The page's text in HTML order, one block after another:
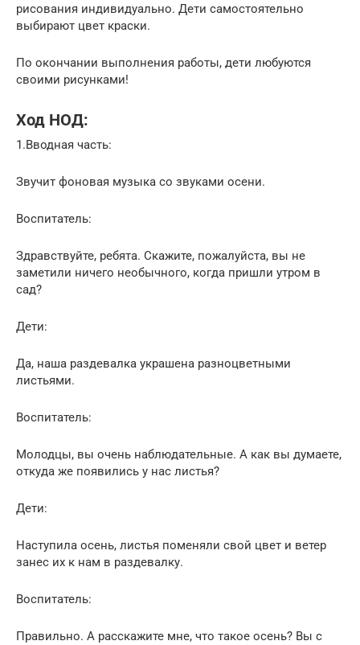
рисования индивидуально. Дети самостоятельно
выбирают цвет краски.
По окончании выполнения работы, дети любуются
своими рисунками!
Ход НОД:
1.Вводная часть:
Звучит фоновая музыка со звуками осени.
Воспитатель:
Здравствуйте, ребята. Скажите, пожалуйста, вы не
заметили ничего необычного, когда пришли утром в
сад?
Дети:
Да, наша раздевалка украшена разноцветными
листьями.
Воспитатель:
Молодцы, вы очень наблюдательные. А как вы думаете,
откуда же появились у нас листья?
Дети:
Наступила осень, листья поменяли свой цвет и ветер
занес их к нам в раздевалку.
Воспитатель:
Правильно. А расскажите мне, что такое осень? Вы с